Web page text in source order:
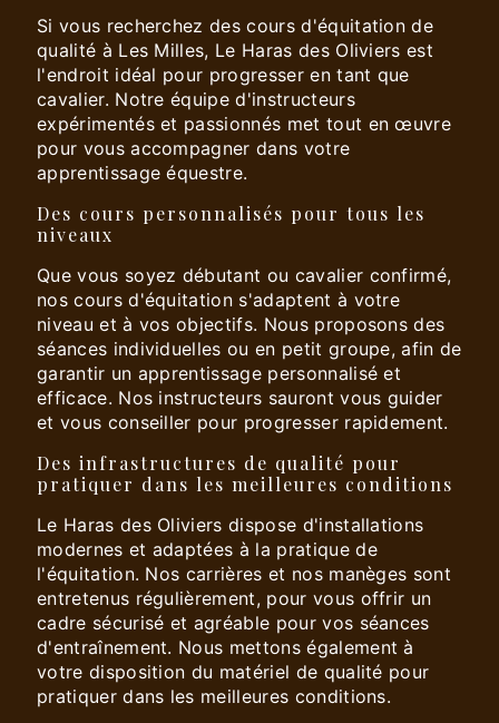
Si vous recherchez des cours d'équitation de
qualité à Les Milles, Le Haras des Oliviers est
l'endroit idéal pour progresser en tant que
cavalier. Notre équipe d'instructeurs
expérimentés et passionnés met tout en œuvre
pour vous accompagner dans votre
apprentissage équestre.
Des cours personnalisés pour tous les
niveaux
Que vous soyez débutant ou cavalier confirmé,
nos cours d'équitation s'adaptent à votre
niveau et à vos objectifs. Nous proposons des
séances individuelles ou en petit groupe, afin de
garantir un apprentissage personnalisé et
efficace. Nos instructeurs sauront vous guider
et vous conseiller pour progresser rapidement.
Des infrastructures de qualité pour
pratiquer dans les meilleures conditions
Le Haras des Oliviers dispose d'installations
modernes et adaptées à la pratique de
l'équitation. Nos carrières et nos manèges sont
entretenus régulièrement, pour vous offrir un
cadre sécurisé et agréable pour vos séances
d'entraînement. Nous mettons également à
votre disposition du matériel de qualité pour
pratiquer dans les meilleures conditions.